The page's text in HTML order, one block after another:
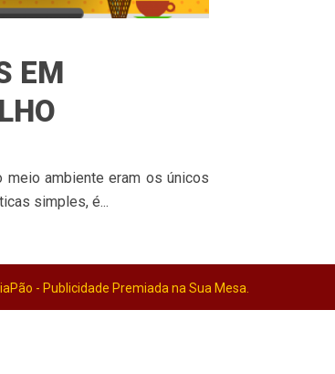
EM
ambiente eram os únicos
simples, é...
- Publicidade Premiada na Sua Mesa.